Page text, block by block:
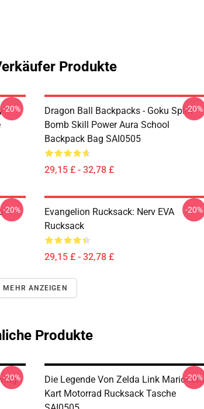
Produkte
-20%
Dragon Ball Backpacks - Goku Spirit
Bomb Skill Power Aura School
Backpack Bag SAI0505
29,15 £ - 32,78 £
-20%
-20%
Evangelion Rucksack: Nerv EVA
Rucksack
29,15 £ - 32,78 £
-20%
MEHR ANZEIGEN
Produkte
-20%
Die Legende Von Zelda Link
Kart Motorrad Rucksack Tasche
-20%